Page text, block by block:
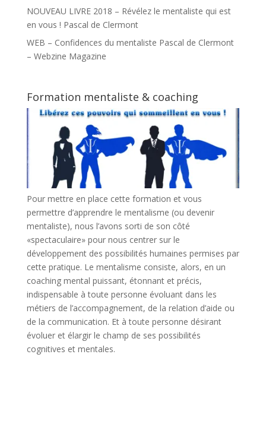
NOUVEAU LIVRE 2018 – Révélez le mentaliste qui est
en vous ! Pascal de Clermont
WEB – Confidences du mentaliste Pascal de Clermont
– Webzine Magazine
Formation mentaliste & coaching
Pour mettre en place cette formation et vous
permettre d’apprendre le mentalisme (ou devenir
mentaliste), nous l’avons sorti de son côté
«spectaculaire» pour nous centrer sur le
développement des possibilités humaines permises par
cette pratique. Le mentalisme consiste, alors, en un
coaching mental puissant, étonnant et précis,
indispensable à toute personne évoluant dans les
métiers de l’accompagnement, de la relation d’aide ou
de la communication. Et à toute personne désirant
évoluer et élargir le champ de ses possibilités
cognitives et mentales.